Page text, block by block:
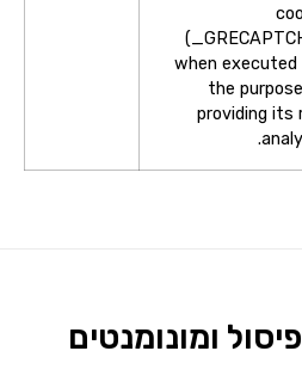
when
the
providing its
ומונומנטים